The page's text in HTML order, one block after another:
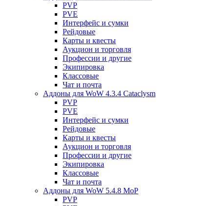
PVP
PVE
Интерфейс и сумки
Рейдовые
Карты и квесты
Аукцион и торговля
Профессии и другие
Экипировка
Классовые
Чат и почта
Аддоны для WoW 4.3.4 Cataclysm
PVP
PVE
Интерфейс и сумки
Рейдовые
Карты и квесты
Аукцион и торговля
Профессии и другие
Экипировка
Классовые
Чат и почта
Аддоны для WoW 5.4.8 MoP
PVP